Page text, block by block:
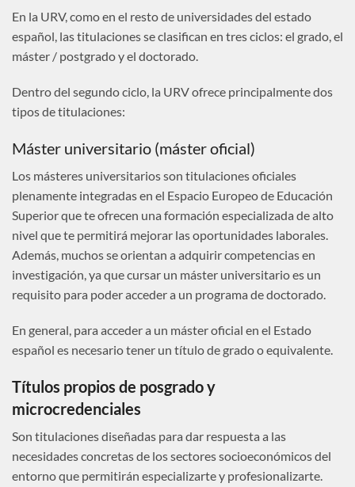
En la URV, como en el resto de universidades del estado
español, las titulaciones se clasifican en tres ciclos: el grado, el
máster / postgrado y el doctorado.
Dentro del segundo ciclo, la URV ofrece principalmente dos
tipos de titulaciones:
Máster universitario (máster oficial)
Los másteres universitarios son titulaciones oficiales
plenamente integradas en el Espacio Europeo de Educación
Superior que te ofrecen una formación especializada de alto
nivel que te permitirá mejorar las oportunidades laborales.
Además, muchos se orientan a adquirir competencias en
investigación, ya que cursar un máster universitario es un
requisito para poder acceder a un programa de doctorado.
En general, para acceder a un máster oficial en el Estado
español es necesario tener un título de grado o equivalente.
Títulos propios de posgrado y
microcredenciales
Son titulaciones diseñadas para dar respuesta a las
necesidades concretas de los sectores socioeconómicos del
entorno que permitirán especializarte y profesionalizarte.